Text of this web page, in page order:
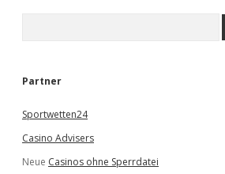
e
Partner
Sportwetten24
Casino Advisers
Neue Casinos ohne Sperrdatei